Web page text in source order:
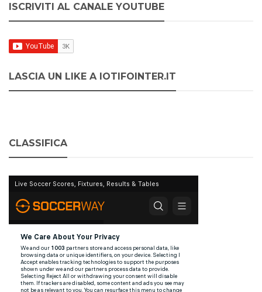
ISCRIVITI AL CANALE YOUTUBE
LASCIA UN LIKE A IOTIFOINTER.IT
CLASSIFICA